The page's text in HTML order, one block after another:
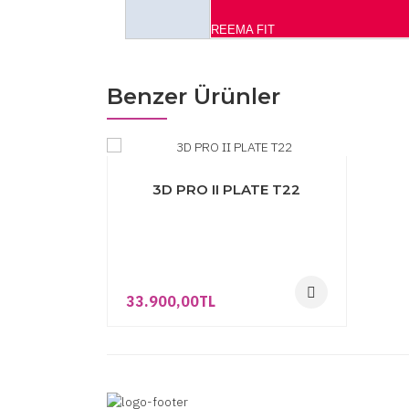
REEMA FIT
Benzer Ürünler
3D PRO II PLATE T22
33.900,00TL